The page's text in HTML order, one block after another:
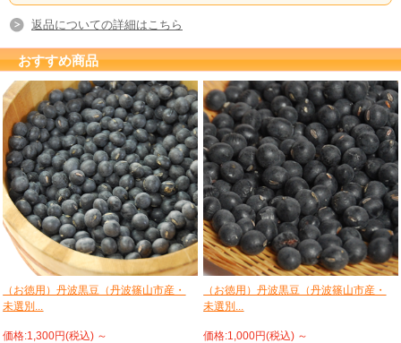
返品についての詳細はこちら
おすすめ商品
（お徳用）丹波黒豆（丹波篠山市産・
未選別...
価格:1,300円(税込) ～
（お徳用）丹波黒豆（丹波篠山市産・
未選別...
価格:1,000円(税込) ～